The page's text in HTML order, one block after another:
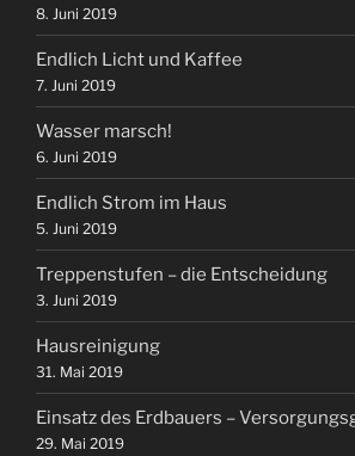
8. Juni 2019
Endlich Licht und Kaffee
7. Juni 2019
Wasser marsch!
6. Juni 2019
Endlich Strom im Haus
5. Juni 2019
Treppenstufen – die Entscheidung
3. Juni 2019
Hausreinigung
31. Mai 2019
Einsatz des Erdbauers –
29. Mai 2019